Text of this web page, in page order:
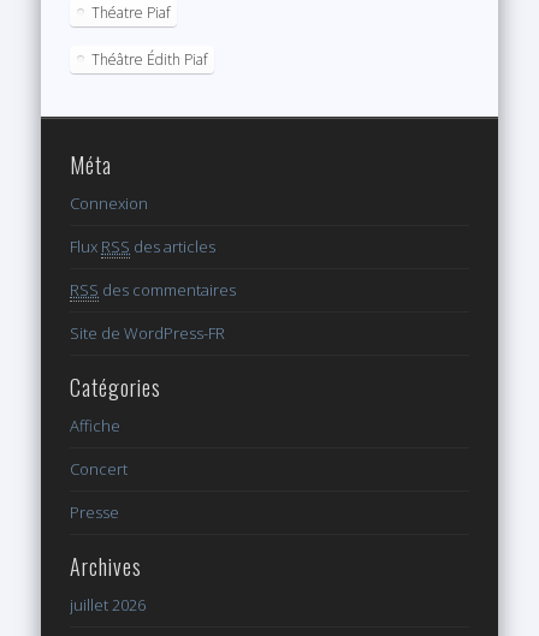
Théatre Piaf
Théâtre Édith Piaf
Méta
Connexion
Flux RSS des articles
RSS des commentaires
Site de WordPress-FR
Catégories
Affiche
Concert
Presse
Archives
juillet 2026